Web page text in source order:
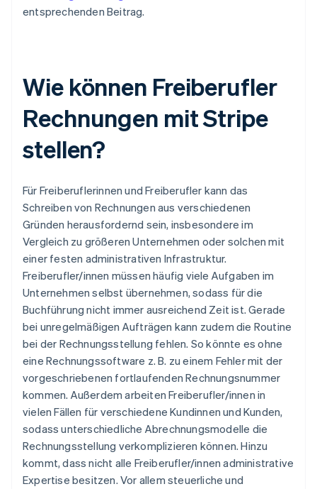
entsprechenden Beitrag.
Wie können Freiberufler
Rechnungen mit Stripe
stellen?
Für Freiberuflerinnen und Freiberufler kann das
Schreiben von Rechnungen aus verschiedenen
Gründen herausfordernd sein, insbesondere im
Vergleich zu größeren Unternehmen oder solchen mit
einer festen administrativen Infrastruktur.
Freiberufler/innen müssen häufig viele Aufgaben im
Unternehmen selbst übernehmen, sodass für die
Buchführung nicht immer ausreichend Zeit ist. Gerade
bei unregelmäßigen Aufträgen kann zudem die Routine
bei der Rechnungsstellung fehlen. So könnte es ohne
eine Rechnungssoftware z. B. zu einem Fehler mit der
vorgeschriebenen fortlaufenden Rechnungsnummer
kommen. Außerdem arbeiten Freiberufler/innen in
vielen Fällen für verschiedene Kundinnen und Kunden,
sodass unterschiedliche Abrechnungsmodelle die
Rechnungsstellung verkomplizieren können. Hinzu
kommt, dass nicht alle Freiberufler/innen administrative
Expertise besitzen. Vor allem steuerliche und